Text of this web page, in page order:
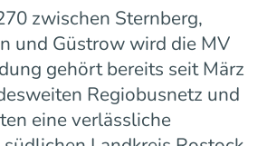
zwischen Sternberg,
und Güstrow wird die MV
gehört bereits seit März
Regiobusnetz und
eine verlässliche